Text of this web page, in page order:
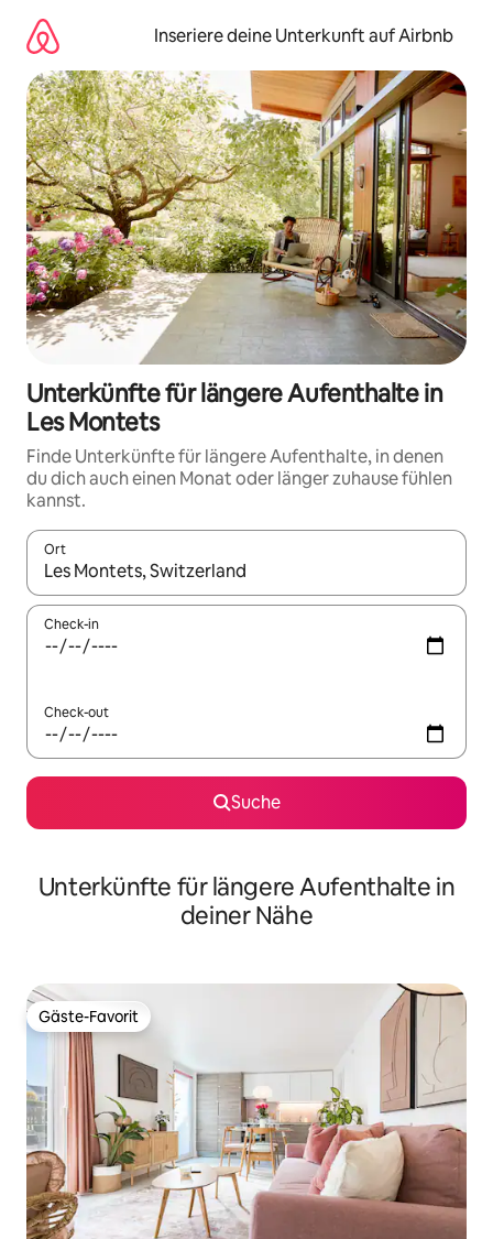
Inhalten
springen
Inseriere deine Unterkunft auf Airbnb
Unterkünfte für längere Aufenthalte in
Les Montets
Finde Unterkünfte für längere Aufenthalte, in denen
du dich auch einen Monat oder länger zuhause fühlen
kannst.
Ort
Wenn Ergebnisse verfügbar sind, navigiere mit den
Check-in
Check-out
Suche
Unterkünfte für längere Aufenthalte in
deiner Nähe
Gäste-Favorit
Gäste-Favorit